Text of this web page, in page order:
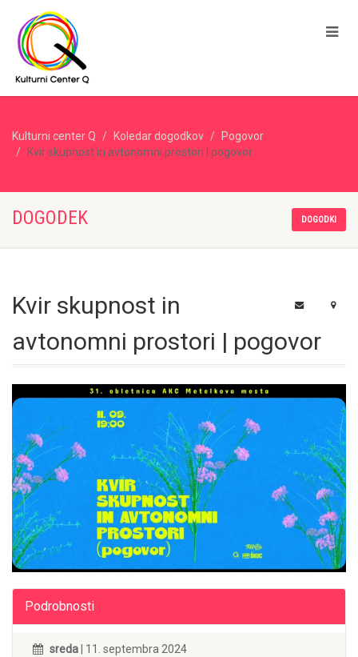
Kulturni center Q Koledar dogodkov
Pogovor
Kvir skupnost in avtonomni prostori | pogovor
DOGODEK DOGODKI
Kvir skupnost in
avtonomni prostori | pogovor
Podrobnosti
sreda | 11. septembra 2024